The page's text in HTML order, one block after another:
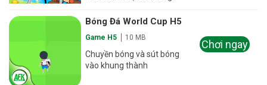
Bóng Đá World Cup H5
Game H5 10 MB
Chuyền bóng và sút bóng
vào khung thành
Chơi ngay